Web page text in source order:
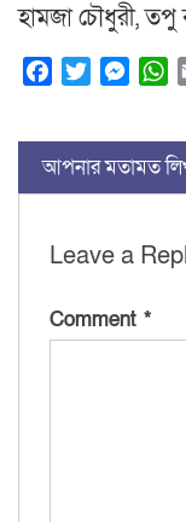
হামজা চৌধুরী, তপু
FacebookTwitter
আপনার মতামত
Leave a
Comment *